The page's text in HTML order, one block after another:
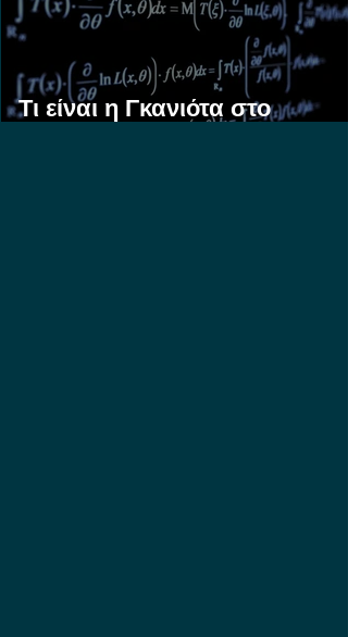
Τι είναι η Γκανιότα στο